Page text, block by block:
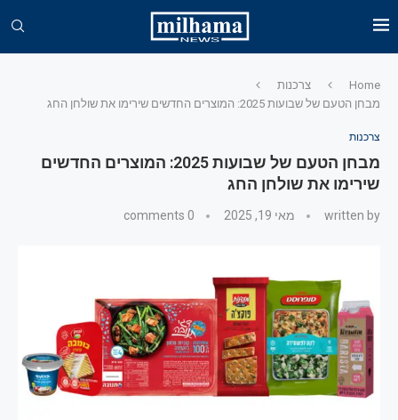
Home
צרכנות
מבחן הטעם של שבועות 2025: המוצרים החדשים שירימו את שולחן החג
צרכנות
מבחן הטעם של שבועות 2025: המוצרים החדשים
שירימו את שולחן החג
written by מאי 19, 2025 0 comments